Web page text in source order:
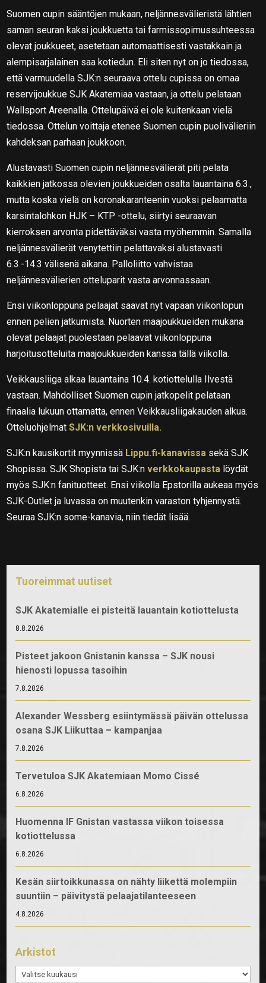
Suomen cupin sääntöjen mukaan, neljännesvälieristä lähtien
saman seuran kaksi joukkuetta tai farmissopimussuhteessa
olevat joukkueet, asetetaan automaattisesti vastakkain ja
alempisarjalainen saa kotiedun. Eli siten nyt on jo tiedossa,
että varmuudella SJK:n seuraava ottelu cupissa on omaa
reservijoukkue SJK Akatemiaa vastaan, ja ottelu pelataan
Wallsport Areenalla. Ottelupäivä ei ole kuitenkaan vielä
tiedossa. Ottelun voittaja etenee Suomen cupin puolivälieriin
kahdeksan parhaan joukkoon.
Alustavasti Suomen cupin neljännesvälierät piti pelata
kaikkien jatkossa olevien joukkueiden osalta lauantaina 6.3.,
mutta koska vielä on koronakaranteenin vuoksi pelaamatta
karsintalohkon HJK – KTP -ottelu, siirtyi seuraavan
kierroksen arvonta pidettäväksi vasta myöhemmin. Samalla
neljännesvälierät venytettiin pelattavaksi alustavasti
6.3.-14.3 välisenä aikana. Palloliitto vahvistaa
neljännesvälierien otteluparit vasta arvonnassaan.
Ensi viikonloppuna pelaajat saavat nyt vapaan viikonlopun
ennen pelien jatkumista. Nuorten maajoukkueiden mukana
olevat pelaajat puolestaan pelaavat viikonloppuna
harjoitusotteluita maajoukkueiden kanssa tällä viikolla.
Veikkausliiga alkaa lauantaina 10.4. kotiottelulla Ilvestä
vastaan. Mahdolliset Suomen cupin jatkopelit pelataan
finaalia lukuun ottamatta, ennen Veikkausliigakauden alkua.
OtteluohjelmatSJK:n verkkosivuilla.
SJK:n kausikortit myynnissä Lippu.fi-kanavissa sekä SJK
Shopissa. SJK Shopista tai SJK:nverkkokaupasta löydät
myös SJK:n fanituotteet. Ensi viikolla Epstorilla aukeaa myös
SJK-Outlet ja luvassa on muutenkin varaston tyhjennystä.
Seuraa SJK:n some-kanavia, niin tiedät lisää.
Tuoreimmat uutiset
SJK Akatemialle ei pisteitä lauantain kotiottelusta
8.8.2026
Pisteet jakoon Gnistanin kanssa – SJK nousi
hienosti lopussa tasoihin
7.8.2026
Alexander Wessberg esiintymässä päivän ottelussa
osana SJK Liikuttaa – kampanjaa
7.8.2026
Tervetuloa SJK Akatemiaan Momo Cissé
6.8.2026
Huomenna IF Gnistan vastassa viikon toisessa
kotiottelussa
6.8.2026
Kesän siirtoikkunassa on nähty liikettä molempiin
suuntiin – päivitystä pelaajatilanteeseen
4.8.2026
Arkistot
Arkistot